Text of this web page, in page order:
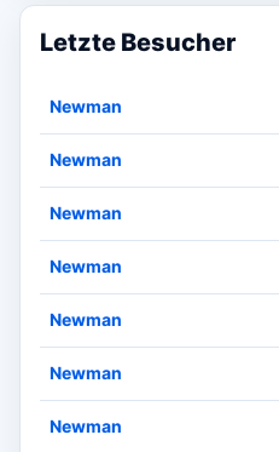
Letzte Besucher
Newman
Newman
Newman
Newman
Newman
Newman
Newman